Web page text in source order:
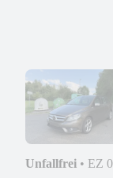
Unfallfrei • EZ